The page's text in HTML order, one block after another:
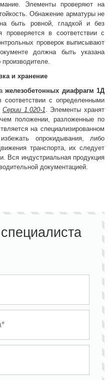
Элементы проверяют на
Обнажение арматуры не
быть ровной, гладкой и без
проверяется в соответствии с
проверок выписывают
должна быть указана
и хранение
железобетонных диафрагм 1Д
соответствии с определенными
Серии 1.020-1. Элементы хранят
положении, разложенные по
на специализированном
опрокидывания, либо
транспорта, их следует
Вся индустриальная продукция
документацией.